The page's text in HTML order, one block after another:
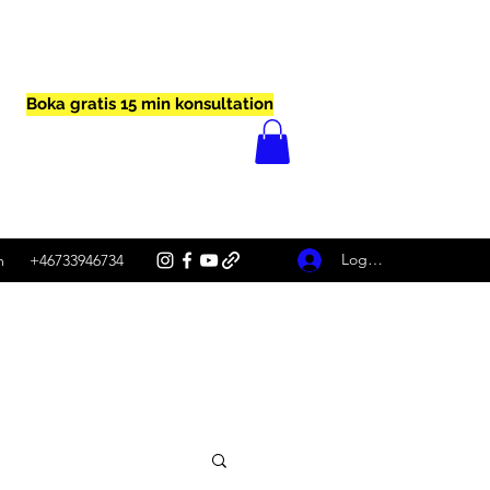
Boka gratis 15 min konsultation
+46733946734 Logga in